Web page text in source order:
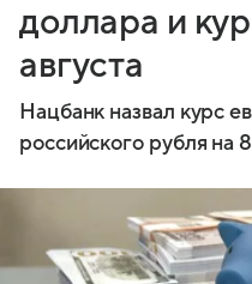
доллара и
августа
Нацбанк назвал курс
российского рубля на 8